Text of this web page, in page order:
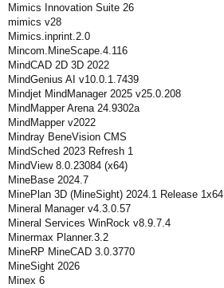
Mimics Innovation Suite 26
mimics v28
Mimics.inprint.2.0
Mincom.MineScape.4.116
MindCAD 2D 3D 2022
MindGenius AI v10.0.1.7439
Mindjet MindManager 2025 v25.0.208
MindMapper Arena 24.9302a
MindMapper v2022
Mindray BeneVision CMS
MindSched 2023 Refresh 1
MindView 8.0.23084 (x64)
MineBase 2024.7
MinePlan 3D (MineSight) 2024.1 Release 1x64
Mineral Manager v4.3.0.57
Mineral Services WinRock v8.9.7.4
Minermax Planner.3.2
MineRP MineCAD 3.0.3770
MineSight 2026
Minex 6